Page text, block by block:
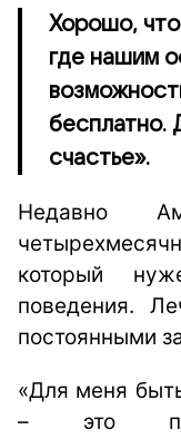
Хорошо,
где нашим
бесплатно.
счастье».
Недавно
который
поведения.
постоянными
«Для меня
– это